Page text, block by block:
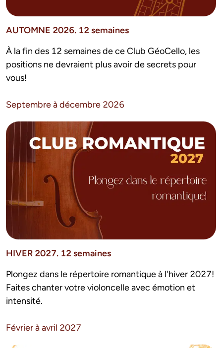
AUTOMNE 2026. 12 semaines
À la fin des 12 semaines de ce Club GéoCello, les
positions ne devraient plus avoir de secrets pour
vous!
Septembre à décembre 2026
HIVER 2027. 12 semaines
Plongez dans le répertoire romantique à l'hiver 2027!
Faites chanter votre violoncelle avec émotion et
intensité.
Février à avril 2027